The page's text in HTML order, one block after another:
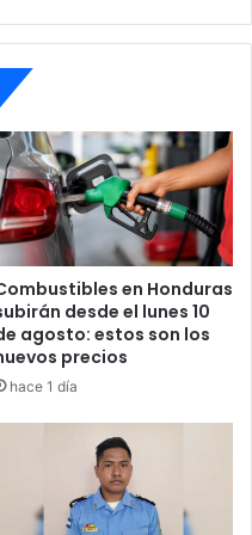
oficiales, deja cuatro
que Torres Sanabria
profundamente lo
emitirán un
información conforme
hayan alcanzado a
Martínez Madrid.
en Honduras
desde el lunes 10
agosto: estos son los
precios
hace 1 día